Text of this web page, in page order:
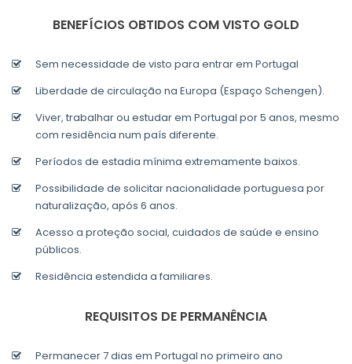
BENEFÍCIOS OBTIDOS COM VISTO GOLD
Sem necessidade de visto para entrar em Portugal
Liberdade de circulação na Europa (Espaço Schengen).
Viver, trabalhar ou estudar em Portugal por 5 anos, mesmo
com residência num país diferente.
Períodos de estadia mínima extremamente baixos.
Possibilidade de solicitar nacionalidade portuguesa por
naturalização, após 6 anos.
Acesso a proteção social, cuidados de saúde e ensino
públicos.
Residência estendida a familiares.
REQUISITOS DE PERMANÊNCIA
Permanecer 7 dias em Portugal no primeiro ano